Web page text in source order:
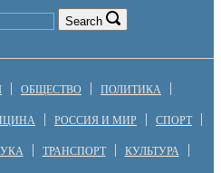
Search
ОБЩЕСТВО ПОЛИТИКА
РОССИЯ И МИР СПОРТ
ТРАНСПОРТ КУЛЬТУРА